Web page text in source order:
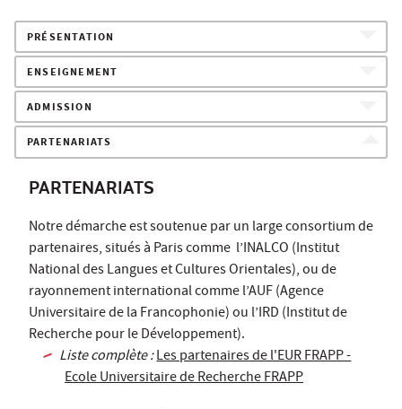
PRÉSENTATION
ENSEIGNEMENT
ADMISSION
PARTENARIATS
PARTENARIATS
Notre démarche est soutenue par un large consortium de
partenaires, situés à Paris comme l’INALCO (Institut
National des Langues et Cultures Orientales), ou de
rayonnement international comme l’AUF (Agence
Universitaire de la Francophonie) ou l’IRD (Institut de
Recherche pour le Développement).
Liste complète :Les partenaires de l'EUR FRAPP -
Ecole Universitaire de Recherche FRAPP